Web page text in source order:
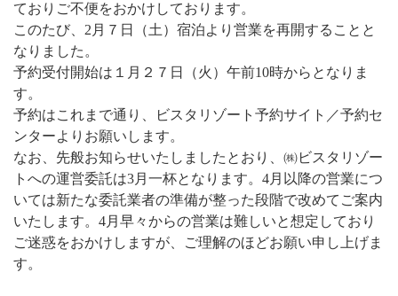
ておりご不便をおかけしております。
このたび、2月７日（土）宿泊より営業を再開することと
なりました。
予約受付開始は１月２７日（火）午前10時からとなりま
す。
予約はこれまで通り、ビスタリゾート予約サイト／予約セ
ンターよりお願いします。
なお、先般お知らせいたしましたとおり、㈱ビスタリゾー
トへの運営委託は3月一杯となります。4月以降の営業につ
いては新たな委託業者の準備が整った段階で改めてご案内
いたします。4月早々からの営業は難しいと想定しており
ご迷惑をおかけしますが、ご理解のほどお願い申し上げま
す。